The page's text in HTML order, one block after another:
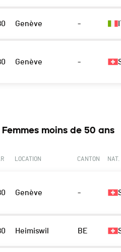
Genève -
Genève -
Femmes moins de 50 ans
LOCATION CANTON NAT.
Genève -
Heimiswil BE